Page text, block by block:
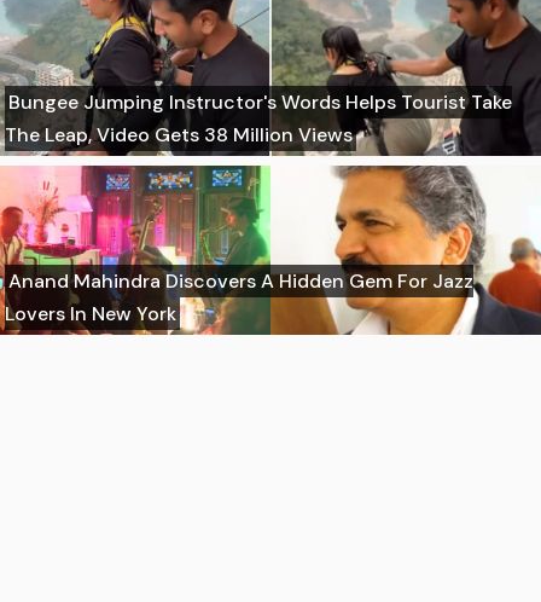
Bungee Jumping Instructor's Words Helps Tourist Take
The Leap, Video Gets 38 Million Views
Anand Mahindra Discovers A Hidden Gem For Jazz
Lovers In New York